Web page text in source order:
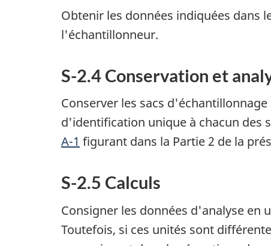
Obtenir les données indiquées dans
l'échantillonneur.
S-2.4 Conservation et
Conserver les sacs
d'identification unique à chacun des
A-1 figurant dans la Partie 2 de la
S-2.5 Calculs
Consigner les données d'analyse
Toutefois, si ces unités sont